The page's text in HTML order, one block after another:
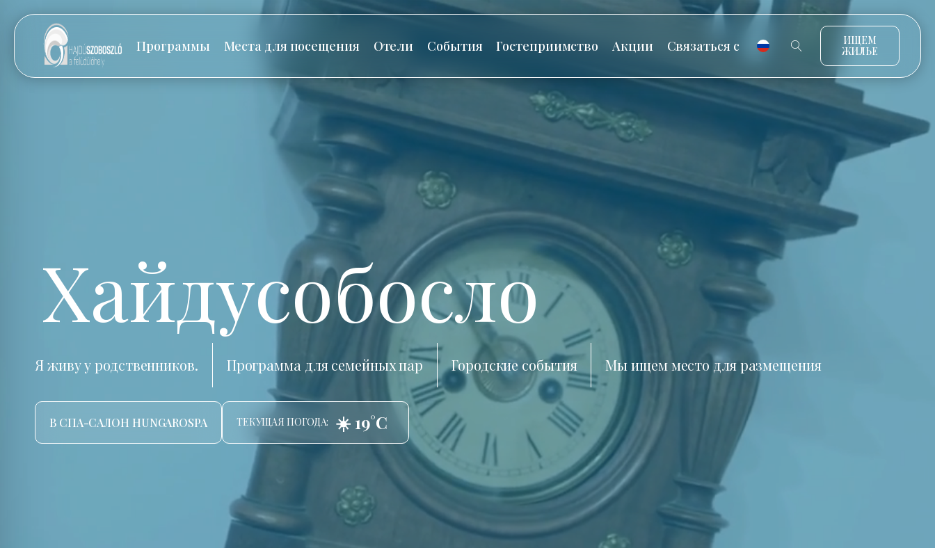
Программы Места для посещения Отели События Гостеприимство Акции Связаться с
ИЩЕМ
ЖИЛЬЕ
Хайдусобосло
Я живу у родственников. Программа для семейных пар Городские события Мы ищем место для размещения
В СПА-САЛОН HUNGAROSPA ТЕКУЩАЯ ПОГОДА: ☀️ 19°C